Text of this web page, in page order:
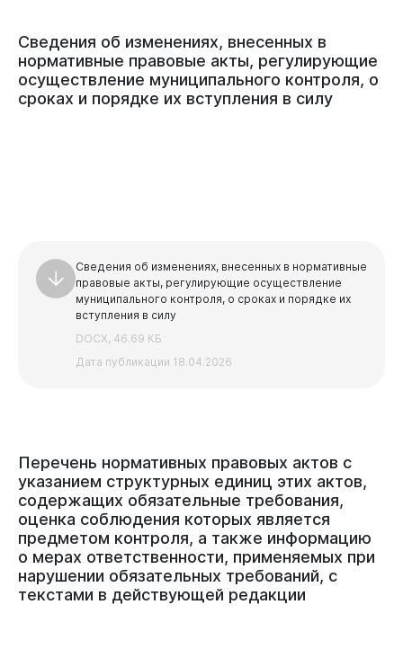
Сведения об изменениях, внесенных в
нормативные правовые акты, регулирующие
осуществление муниципального контроля, о
сроках и порядке их вступления в силу
Сведения об изменениях, внесенных в нормативные
правовые акты, регулирующие осуществление
муниципального контроля, о сроках и порядке их
вступления в силу
DOCX, 46.69 КБ
Дата публикации 18.04.2026
Перечень нормативных правовых актов с
указанием структурных единиц этих актов,
содержащих обязательные требования,
оценка соблюдения которых является
предметом контроля, а также информацию
о мерах ответственности, применяемых при
нарушении обязательных требований, с
текстами в действующей редакции